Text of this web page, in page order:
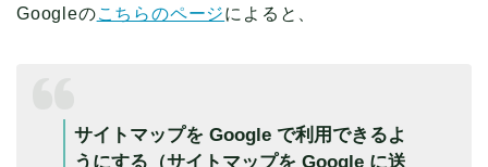
Googleのこちらのページによると、
サイトマップを Google で利用できるよ
うにする（サイトマップを Google に送